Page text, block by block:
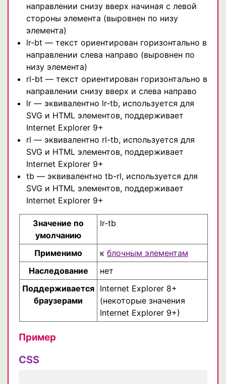
направлении снизу вверх начиная с левой
стороны элемента (выровнен по низу
элемента)
lr-bt — текст ориентирован горизонтально в
направлении слева направо (выровнен по
низу элемента)
rl-bt — текст ориентирован горизонтально в
направлении снизу вверх и слева направо
lr — эквивалентно lr-tb, используется для
SVG и HTML элементов, поддерживает
Internet Explorer 9+
rl — эквивалентно rl-tb, используется для
SVG и HTML элементов, поддерживает
Internet Explorer 9+
tb — эквивалентно tb-rl, используется для
SVG и HTML элементов, поддерживает
Internet Explorer 9+
Значение по
умолчанию
lr-tb
Применимо к блочным элементам
Наследование
нет
Поддерживается
браузерами
Internet Explorer 8+
(некоторые значения
Internet Explorer 9+)
Пример
CSS